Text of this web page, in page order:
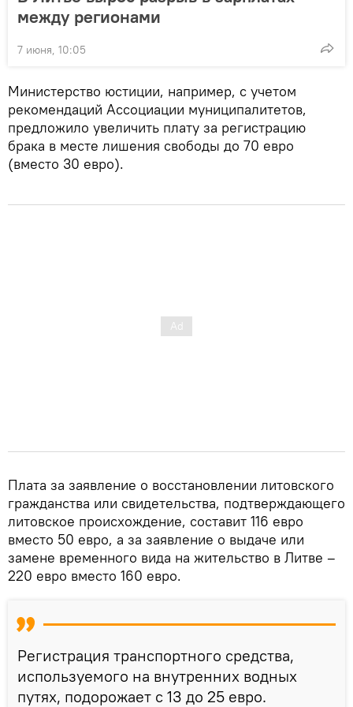
между регионами
7 июня, 10:05
Министерство юстиции, например, с учетом
рекомендаций Ассоциации муниципалитетов,
предложило увеличить плату за регистрацию
брака в месте лишения свободы до 70 евро
(вместо 30 евро).
Плата за заявление о восстановлении литовского
гражданства или свидетельства, подтверждающего
литовское происхождение, составит 116 евро
вместо 50 евро, а за заявление о выдаче или
замене временного вида на жительство в Литве –
220 евро вместо 160 евро.
Регистрация транспортного средства,
используемого на внутренних водных
путях, подорожает с 13 до 25 евро.